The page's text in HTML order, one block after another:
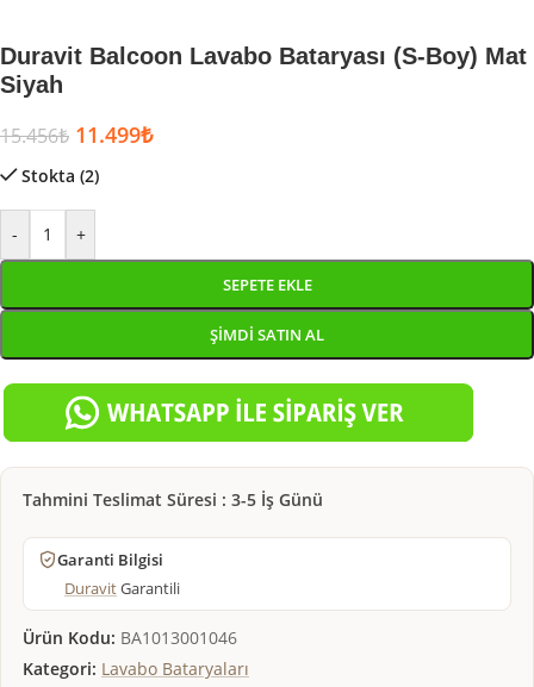
Duravit Balcoon Lavabo Bataryası (S-Boy) Mat
Siyah
15.456₺ 11.499₺
Stokta (2)
- +
SEPETE EKLE
ŞIMDI SATIN AL
Tahmini Teslimat Süresi : 3-5 İş Günü
Garanti Bilgisi
DuravitGarantili
Ürün Kodu: BA1013001046
Kategori: Lavabo Bataryaları